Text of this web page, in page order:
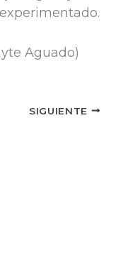
Aguado)
SIGUIENTE